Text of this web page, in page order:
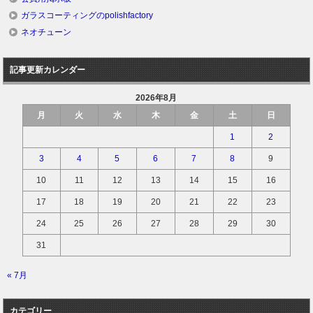
ガラスコーティングのpolishfactory
ネオチューン
記事更新カレンダー
2026年8月
月
火 水 木 金 土 日
1 2
3 4 5 6 7 8 9
10 11 12 13 14 15 16
17 18 19 20 21 22 23
24 25 26 27 28 29 30
31
« 7月